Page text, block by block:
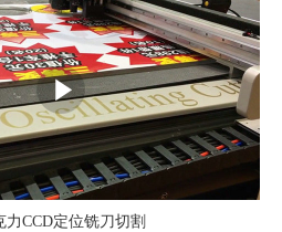
力CCD定位铣刀切割